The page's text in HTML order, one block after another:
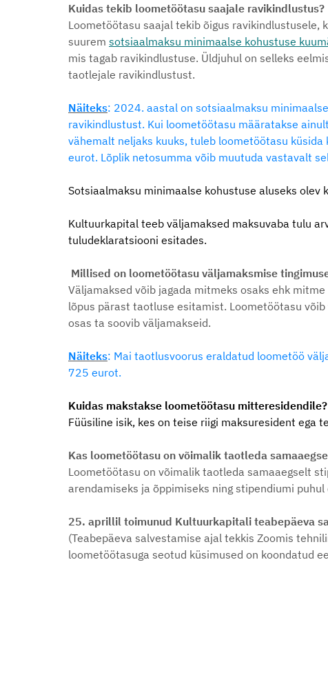
Kuidas tekib loometöötasu saajale ravikindlustus?
Loometöötasu saajal tekib õigus
suurem sotsiaalmaksu minimaalse kohustuse
mis tagab ravikindlustuse. Üldjuhul on selleks
taotlejale ravikindlustust.
Näiteks: 2024. aastal on sotsiaalmaksu
ravikindlustust. Kui loometöötasu määratakse
vähemalt neljaks kuuks, tuleb loometöötasu
eurot. Lõplik netosumma võib muutuda vastavalt
Sotsiaalmaksu minimaalse kohustuse aluseks
Kultuurkapital teeb väljamaksed maksuvaba tulu
tuludeklaratsiooni esitades.
Millised on loometöötasu väljamaksmise
Väljamaksed võib jagada mitmeks osaks ehk
lõpus pärast taotluse esitamist. Loometöötasu
osas ta soovib väljamakseid.
Näiteks: Mai taotlusvoorus eraldatud loometöö
725 eurot.
Kuidas makstakse loometöötasu mitteresidendile?
Füüsiline isik, kes on teise riigi maksuresident ega
Kas loometöötasu on võimalik taotleda
Loometöötasu on võimalik taotleda samaaegselt
arendamiseks ja õppimiseks ning stipendiumi
25. aprillil toimunud Kultuurkapitali teabepäeva
(Teabepäeva salvestamise ajal tekkis Zoomis
loometöötasuga seotud küsimused on koondatud